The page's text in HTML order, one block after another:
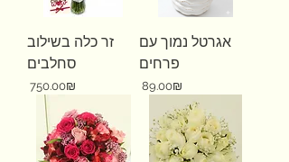
זר כלה בשילוב
סחלבים
Price ‏750.00 ‏₪
אגרטל נמוך עם
פרחים
Price ‏89.00 ‏₪